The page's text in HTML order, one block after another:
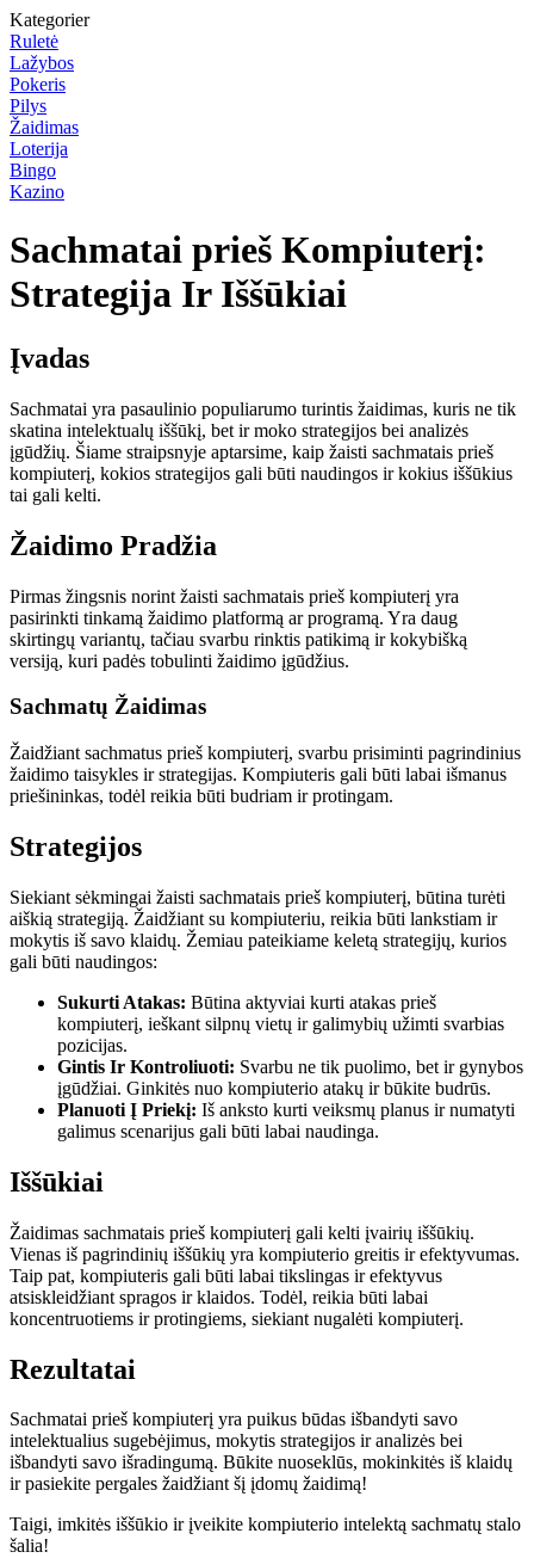
Kategorier
Ruletė
Lažybos
Pokeris
Pilys
Žaidimas
Loterija
Bingo
Kazino
Sachmatai prieš Kompiuterį:
Strategija Ir Iššūkiai
Įvadas
Sachmatai yra pasaulinio populiarumo turintis žaidimas, kuris ne tik
skatina intelektualų iššūkį, bet ir moko strategijos bei analizės
įgūdžių. Šiame straipsnyje aptarsime, kaip žaisti sachmatais prieš
kompiuterį, kokios strategijos gali būti naudingos ir kokius iššūkius
tai gali kelti.
Žaidimo Pradžia
Pirmas žingsnis norint žaisti sachmatais prieš kompiuterį yra
pasirinkti tinkamą žaidimo platformą ar programą. Yra daug
skirtingų variantų, tačiau svarbu rinktis patikimą ir kokybišką
versiją, kuri padės tobulinti žaidimo įgūdžius.
Sachmatų Žaidimas
Žaidžiant sachmatus prieš kompiuterį, svarbu prisiminti pagrindinius
žaidimo taisykles ir strategijas. Kompiuteris gali būti labai išmanus
priešininkas, todėl reikia būti budriam ir protingam.
Strategijos
Siekiant sėkmingai žaisti sachmatais prieš kompiuterį, būtina turėti
aiškią strategiją. Žaidžiant su kompiuteriu, reikia būti lankstiam ir
mokytis iš savo klaidų. Žemiau pateikiame keletą strategijų, kurios
gali būti naudingos:
Sukurti Atakas: Būtina aktyviai kurti atakas prieš
kompiuterį, ieškant silpnų vietų ir galimybių užimti svarbias
pozicijas.
Gintis Ir Kontroliuoti: Svarbu ne tik puolimo, bet ir gynybos
įgūdžiai. Ginkitės nuo kompiuterio atakų ir būkite budrūs.
Planuoti Į Priekį: Iš anksto kurti veiksmų planus ir numatyti
galimus scenarijus gali būti labai naudinga.
Iššūkiai
Žaidimas sachmatais prieš kompiuterį gali kelti įvairių iššūkių.
Vienas iš pagrindinių iššūkių yra kompiuterio greitis ir efektyvumas.
Taip pat, kompiuteris gali būti labai tikslingas ir efektyvus
atsiskleidžiant spragos ir klaidos. Todėl, reikia būti labai
koncentruotiems ir protingiems, siekiant nugalėti kompiuterį.
Rezultatai
Sachmatai prieš kompiuterį yra puikus būdas išbandyti savo
intelektualius sugebėjimus, mokytis strategijos ir analizės bei
išbandyti savo išradingumą. Būkite nuoseklūs, mokinkitės iš klaidų
ir pasiekite pergales žaidžiant šį įdomų žaidimą!
Taigi, imkitės iššūkio ir įveikite kompiuterio intelektą sachmatų stalo
šalia!